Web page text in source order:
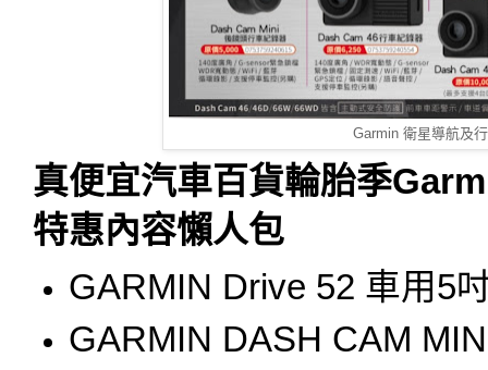
Garmin 衛星導航及
真便宜汽車百貨輪胎季
特惠內容懶人包
GARMIN Drive 52 車用5
GARMIN DASH CAM